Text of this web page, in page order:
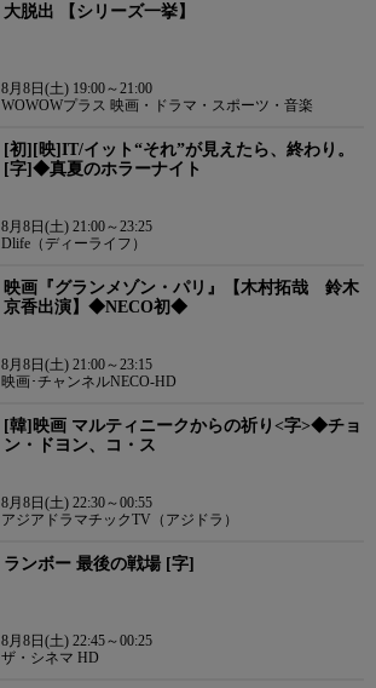
大脱出 【シリーズ一挙】
8月8日(土) 19:00～21:00
WOWOWプラス 映画・ドラマ・スポーツ・音楽
[初][映]IT/イット“それ”が見えたら、終わり。
[字]◆真夏のホラーナイト
8月8日(土) 21:00～23:25
Dlife（ディーライフ）
映画『グランメゾン・パリ』【木村拓哉 鈴木
京香出演】◆NECO初◆
8月8日(土) 21:00～23:15
映画･チャンネルNECO-HD
[韓]映画 マルティニークからの祈り<字>◆チョ
ン・ドヨン、コ・ス
8月8日(土) 22:30～00:55
アジアドラマチックTV（アジドラ）
ランボー 最後の戦場 [字]
8月8日(土) 22:45～00:25
ザ・シネマ HD